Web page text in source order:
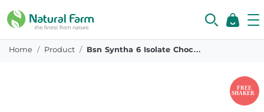
Home Product Bsn Syntha 6 Isolate Chocolate 4 02lbs